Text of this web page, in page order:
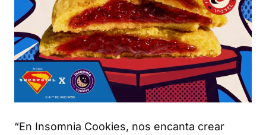
“En Insomnia Cookies, nos encanta crear